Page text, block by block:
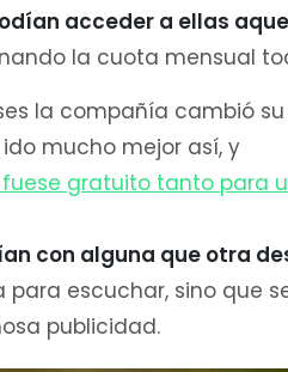
acceder a ellas
la cuota mensual
la compañía cambió
mucho mejor así, y
gratuito tanto para
con alguna que otra
escuchar, sino que
publicidad.